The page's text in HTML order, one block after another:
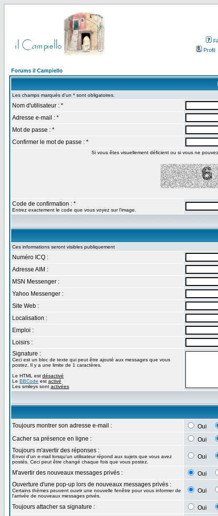
Profil
Forums il Campiello
Les champs marqués d'un * sont obligatoires.
Nom d'utilisateur : *
Adresse e-mail : *
Mot de passe : *
Confirmer le mot de passe : *
Si vous êtes visuellement déficient ou si vous ne
Code de confirmation : *
Entrez exactement le code que vous voyez sur l'image.
Ces informations seront visibles publiquement
Numéro ICQ :
Adresse AIM :
MSN Messenger :
Yahoo Messenger :
Site Web :
Localisation :
Emploi :
Loisirs :
Signature :
Ceci est un bloc de texte qui peut être ajouté aux messages que vous
postez. Il y a une limite de 1 caractères.
Le HTML est désactivé
Le BBCode est activé
Les smileys sont activées
Toujours montrer son adresse e-mail :
Oui
Cacher sa présence en ligne :
Oui
Toujours m'avertir des réponses :
Envoi d'un e-mail lorsqu'un utilisateur répond aux sujets que vous avez
postés. Ceci peut être changé chaque fois que vous postez.
Oui
M'avertir des nouveaux messages privés :
Oui
Ouverture d'une pop-up lors de nouveaux messages privés :
Certains thèmes peuvent ouvrir une nouvelle fenêtre pour vous informer de
l'arrivée de nouveaux messages privés.
Oui
Toujours attacher sa signature :
Oui